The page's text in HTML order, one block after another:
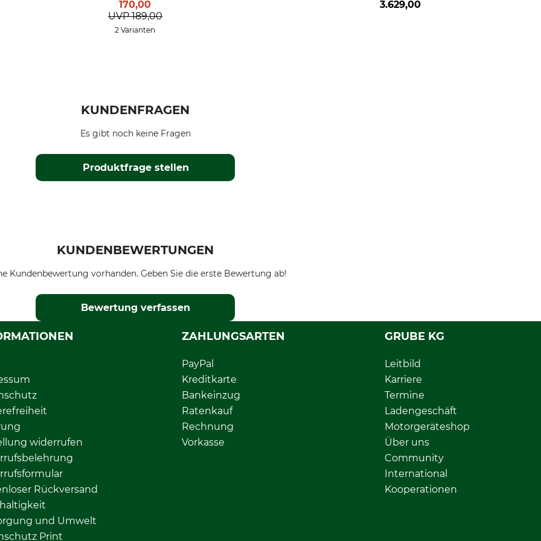
170,00
UVP 189,00
2 Varianten
3.629,00
KUNDENFRAGEN
Produktfrage stellen
Es gibt noch keine Fragen
KUNDENBEWERTUNGEN
Kundenbewertung vorhanden. Geben Sie die erste Bewertung ab!
Bewertung verfassen
widerrufen
Rückversand
und Umwelt
Print
ZAHLUNGSARTEN
PayPal
Kreditkarte
Bankeinzug
Ratenkauf
Rechnung
Vorkasse
GRUBE KG
Leitbild
Karriere
Termine
Ladengeschäft
Motorgeräteshop
Über uns
Community
International
Kooperationen